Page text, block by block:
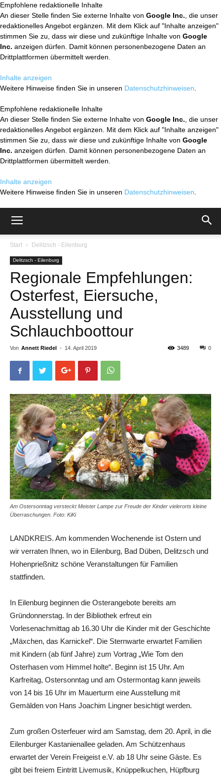
Empfohlene redaktionelle Inhalte
An dieser Stelle finden Sie externe Inhalte von Google Inc. , die unser
redaktionelles Angebot ergänzen. Mit dem Klick auf "Inhalte anzeigen"
stimmen Sie zu, dass wir diese und zukünftige Inhalte von Google
Inc. anzeigen dürfen. Damit können personenbezogene Daten an
Drittplattformen übermittelt werden.
Inhalte anzeigen
Weitere Hinweise finden Sie in unseren Datenschutzhinweisen
Empfohlene redaktionelle Inhalte
An dieser Stelle finden Sie externe Inhalte von Google Inc. , die unser
redaktionelles Angebot ergänzen. Mit dem Klick auf "Inhalte anzeigen"
stimmen Sie zu, dass wir diese und zukünftige Inhalte von Google
Inc. anzeigen dürfen. Damit können personenbezogene Daten an
Drittplattformen übermittelt werden.
Inhalte anzeigen
Weitere Hinweise finden Sie in unseren Datenschutzhinweisen
Start Delitzsch - Eilenburg
Delitzsch - Eilenburg
Regionale Empfehlungen:
Osterfest, Eiersuche,
Ausstellung und
Schlauchboottour
Von Annett Riedel - 14. April 2019 0
3489
Am Ostersonntag versteckt Meister Lampe zur Freude der Kinder vielerorts kleine
Überraschungen. Foto: KiKi
LANDKREIS. Am kommenden Wochenende ist Ostern und
wir verraten Ihnen, wo in Eilenburg, Bad Düben, Delitzsch und
Hohenprießnitz schöne Veranstaltungen für Familien
stattfinden.
In Eilenburg beginnen die Osterangebote bereits am
Gründonnerstag. In der Bibliothek erfreut ein
Vorlesenachmittag ab 16.30 Uhr die Kinder mit der Geschichte
„Mäxchen, das Karnickel“. Die Sternwarte erwartet Familien
mit Kindern (ab fünf Jahre) zum Vortrag „Wie Tom den
Osterhasen vom Himmel holte“. Beginn ist 15 Uhr. Am
Karfreitag, Ostersonntag und am Ostermontag kann jeweils
von 14 bis 16 Uhr im Mauerturm eine Ausstellung mit
Gemälden von Hans Joachim Lingner besichtigt werden.
Zum großen Osterfeuer wird am Samstag, dem 20. April, in die
Eilenburger Kastanienallee geladen. Am Schützenhaus
erwartet der Verein Freigeist e.V. ab 18 Uhr seine Gäste. Es
gibt bei freiem Eintritt Livemusik, Knüppelkuchen, Hüpfburg